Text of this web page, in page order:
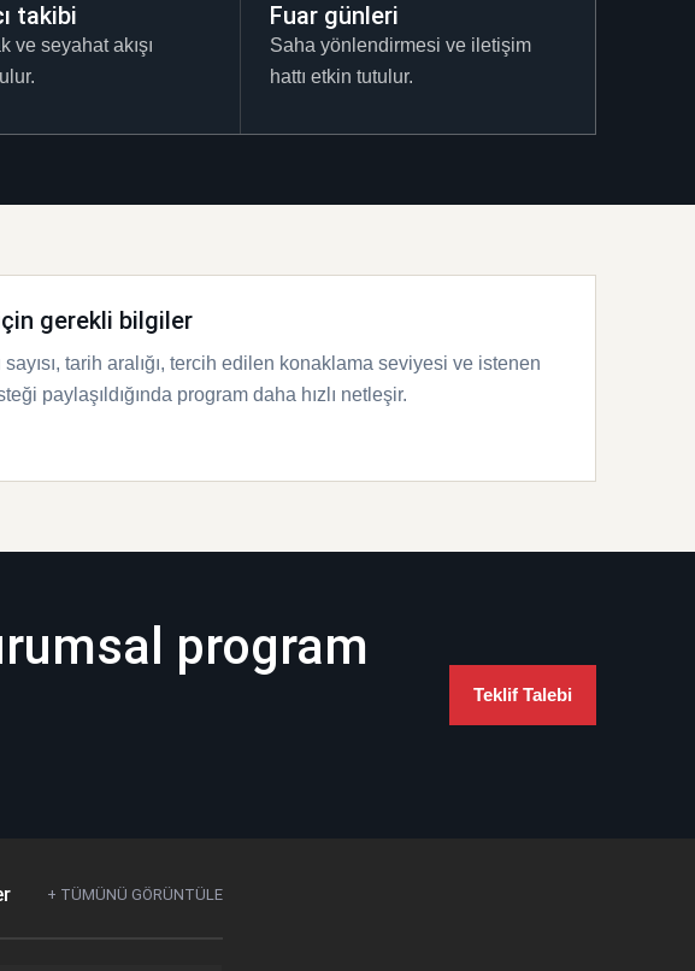
takibi
ve seyahat akışı
Fuar günleri
Saha yönlendirmesi ve iletişim
hattı etkin tutulur.
gerekli bilgiler
sayısı, tarih aralığı, tercih edilen konaklama seviyesi ve istenen
paylaşıldığında program daha hızlı netleşir.
program
Teklif Talebi
+ TÜMÜNÜ GÖRÜNTÜLE